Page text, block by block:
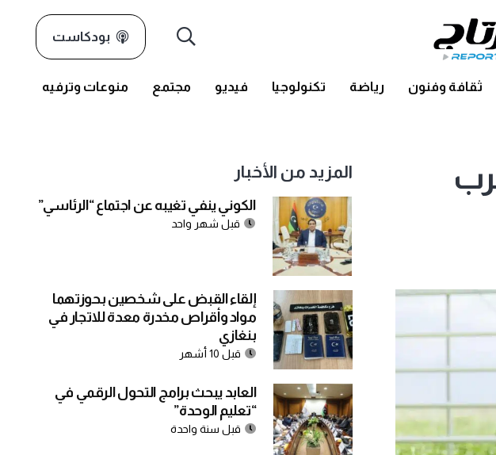
بودكاست
ثقافة وفنون رياضة تكنولوجيا فيديو مجتمع منوعات وترفيه
المزيد من الأخبار
الكوني ينفي تغيبه عن اجتماع “الرئاسي”
قبل شهر واحد
إلقاء القبض على شخصين بحوزتهما
مواد وأقراص مخدرة معدة للاتجار في
بنغازي
قبل 10 أشهر
العابد يبحث برامج التحول الرقمي في
“تعليم الوحدة”
قبل سنة واحدة